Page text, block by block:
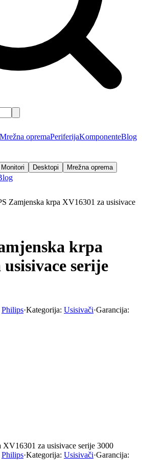
Mrežna opremaPeriferijaKomponenteBlog
Monitori Desktopi
Mrežna oprema
Zamjenska krpa XV16301 za usisivace
krpa
serije
Philips·Kategorija: Usisivači·Garancija:
za usisivace serije 3000
Philips·Kategorija: Usisivači·Garancija: